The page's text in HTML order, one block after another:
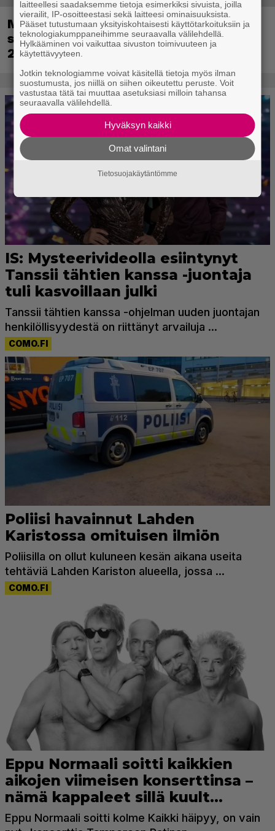
Metsästyssimulaattorin jatko-osa
saapuu ensi kuussa – Way of the Hunter
2 päivättiin
laitteellesi saadaksemme tietoja esimerkiksi sivuista, joilla
vierailit, IP-osoitteestasi sekä laitteesi ominaisuuksista.
Pääset tutustumaan yksityiskohtaisesti käyttötarkoituksiin ja
teknologiakumppaneihimme seuraavalla välilehdellä.
Hylkääminen voi vaikuttaa sivuston toimivuuteen ja
käytettävyyteen.
Jotkin teknologiamme voivat käsitellä tietoja myös ilman
suostumusta, jos niillä on siihen oikeutettu peruste. Voit
vastustaa tätä tai muuttaa asetuksiasi milloin tahansa
seuraavalla välilehdellä.
Hyväksyn kaikki
Omat valintani
Tietosuojakäytäntömme